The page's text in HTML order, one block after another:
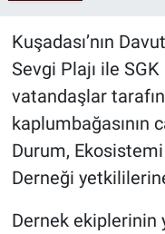
Kuşadası’nın
Sevgi Plajı ile
vatandaşlar
kaplumbağasının
Durum,
Derneği
Dernek ekiplerinin